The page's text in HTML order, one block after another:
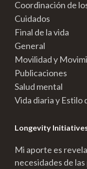
Coordinación de
Cuidados
Final de la vida
General
Movilidad y
Publicaciones
Salud mental
Vida diaria y Estilo
Longevity
Mi aporte es
necesidades de